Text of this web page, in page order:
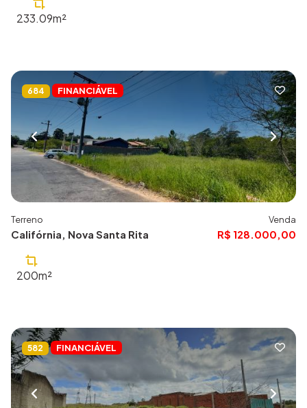
233.09m²
684 FINANCIÁVEL
Terreno
Califórnia, Nova Santa Rita
Venda
R$ 128.000,00
200m²
582 FINANCIÁVEL